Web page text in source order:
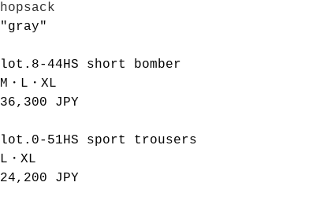
hopsack
"gray"
lot.8-44HS short bomber
M・L・XL
36,300 JPY
lot.0-51HS sport trousers
L・XL
24,200 JPY